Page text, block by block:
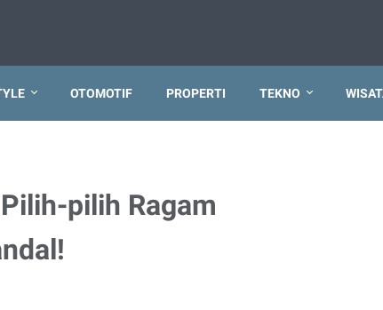
OTOMOTIF PROPERTI TEKNO
pilih Ragam